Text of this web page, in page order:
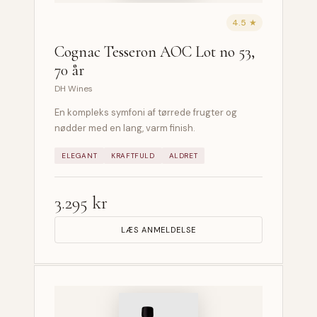
4.5 ★
Cognac Tesseron AOC Lot no 53,
70 år
DH Wines
En kompleks symfoni af tørrede frugter og
nødder med en lang, varm finish.
ELEGANT KRAFTFULD ALDRET
3.295 kr
LÆS ANMELDELSE